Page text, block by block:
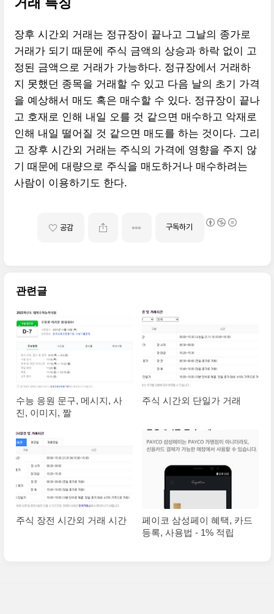
장후 시간외 거래는 정규장이 끝나고 그날의 종가로
거래가 되기 때문에 주식 금액의 상승과 하락 없이 고
정된 금액으로 거래가 가능하다. 정규장에서 거래하
지 못했던 종목을 거래할 수 있고 다음 날의 초기 가격
을 예상해서 매도 혹은 매수할 수 있다. 정규장이 끝나
고 호재로 인해 내일 오를 것 같으면 매수하고 악재로
인해 내일 떨어질 것 같으면 매도를 하는 것이다. 그리
고 장후 시간외 거래는 주식의 가격에 영향을 주지 않
기 때문에 대량으로 주식을 매도하거나 매수하려는
사람이 이용하기도 한다.
공감 구독하기
관련글
수능 응원 문구, 메시지, 사
진, 이미지, 짤
주식 시간외 단일가 거래
주식 장전 시간외 거래 시간
페이코 삼성페이 혜택, 카드
등록, 사용법 - 1% 적립